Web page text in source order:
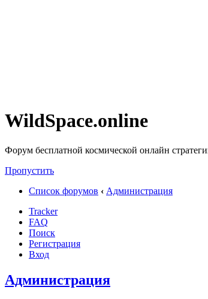
WildSpace.online
Форум бесплатной космической онлайн
Пропустить
Список форумов ‹ Администрация
Tracker
FAQ
Поиск
Регистрация
Вход
Администрация